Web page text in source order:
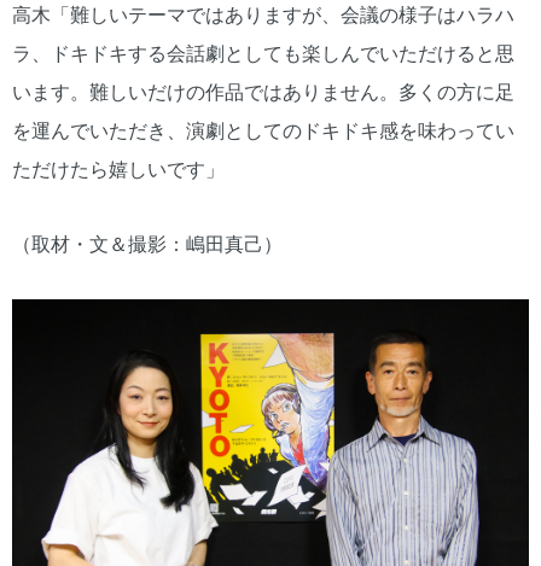
高木「難しいテーマではありますが、会議の様子はハラハ
ラ、ドキドキする会話劇としても楽しんでいただけると思
います。難しいだけの作品ではありません。多くの方に足
を運んでいただき、演劇としてのドキドキ感を味わってい
ただけたら嬉しいです」
（取材・文＆撮影：嶋田真己）